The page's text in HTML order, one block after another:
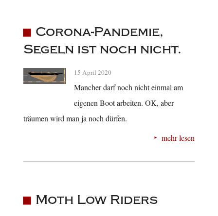
Corona-Pandemie,
Segeln ist noch nicht.
15 April 2020
Mancher darf noch nicht einmal am
eigenen Boot arbeiten. OK, aber
träumen wird man ja noch dürfen.
mehr lesen
Moth Low Riders